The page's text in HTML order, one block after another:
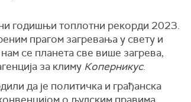
годишњи топлотни рекорди 2023.
прагом загревања у свету и
се планета све више загрева,
за климу Коперникус.
да је политичка и грађанска